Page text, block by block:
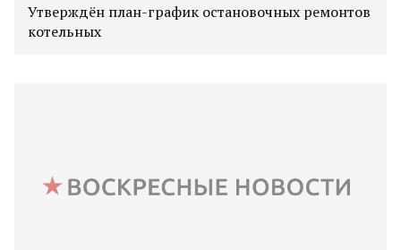
Утверждён план-график остановочных ремонтов
котельных